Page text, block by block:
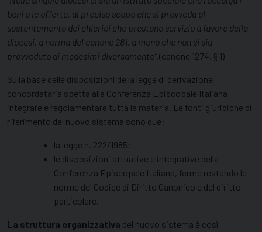
beni o le offerte, al preciso scopo che si provveda al
sostentamento dei chierici che prestano servizio a favore della
diocesi, a norma del canone 281, a meno che non si sia
provveduto ai medesimi diversamente”.(canone 1274, § 1)
Sulla base delle disposizioni della legge di derivazione
concordataria spetta alla Conferenza Episcopale Italiana
integrare e regolamentare tutta la materia. Le fonti giuridiche di
riferimento del nuovo sistema sono due:
la legge n. 222/1985;
le disposizioni attuative e integrative della
Conferenza Episcopale Italiana, ferme restando le
norme del Codice di Diritto Canonico e del diritto
particolare.
La struttura organizzativa del nuovo sistema è così